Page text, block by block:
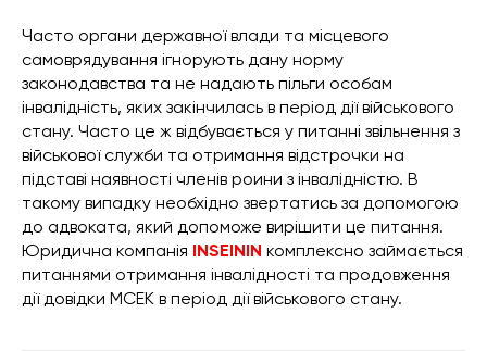
Часто органи державної влади та місцевого
самоврядування ігнорують дану норму
законодавства та не надають пільги особам
інвалідність, яких закінчилась в період дії військового
стану. Часто це ж відбувається у питанні звільнення з
військової служби та отримання відстрочки на
підставі наявності членів роини з інвалідністю. В
такому випадку необхідно звертатись за допомогою
до адвоката, який допоможе вирішити це питання.
Юридична компанія INSEININ комплексно займається
питаннями отримання інвалідності та продовження
дії довідки МСЕК в період дії військового стану.